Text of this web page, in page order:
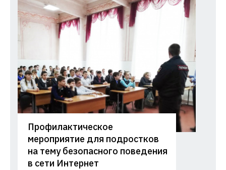
Профилактическое
мероприятие для подростков
на тему безопасного поведения
в сети Интернет